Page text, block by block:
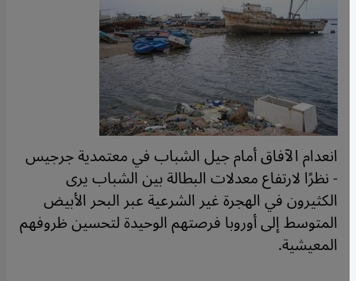
انعدام الآفاق أمام جيل الشباب في معتمدية جرجيس
- نظرًا لارتفاع معدلات البطالة بين الشباب يرى
الكثيرون في الهجرة غير الشرعية عبر البحر الأبيض
المتوسط إلى أوروبا فرصتهم الوحيدة لتحسين ظروفهم
المعيشية.